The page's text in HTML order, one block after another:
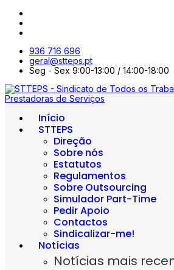
936 716 696
geral@stteps.pt
Seg - Sex 9:00-13:00 / 14:00-18:00
Início
STTEPS
Direção
Sobre nós
Estatutos
Regulamentos
Sobre Outsourcing
Simulador Part-Time
Pedir Apoio
Contactos
Sindicalizar-me!
Notícias
Notícias mais